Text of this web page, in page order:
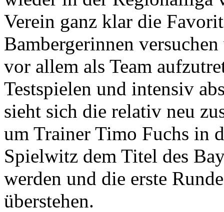
Verein ganz klar die
Bambergerinnen
vor allem als Team
Testspielen und intensiv
sieht sich die relativ neu
um Trainer Timo Fuchs in
Spielwitz dem Titel des
werden und die erste
überstehen.